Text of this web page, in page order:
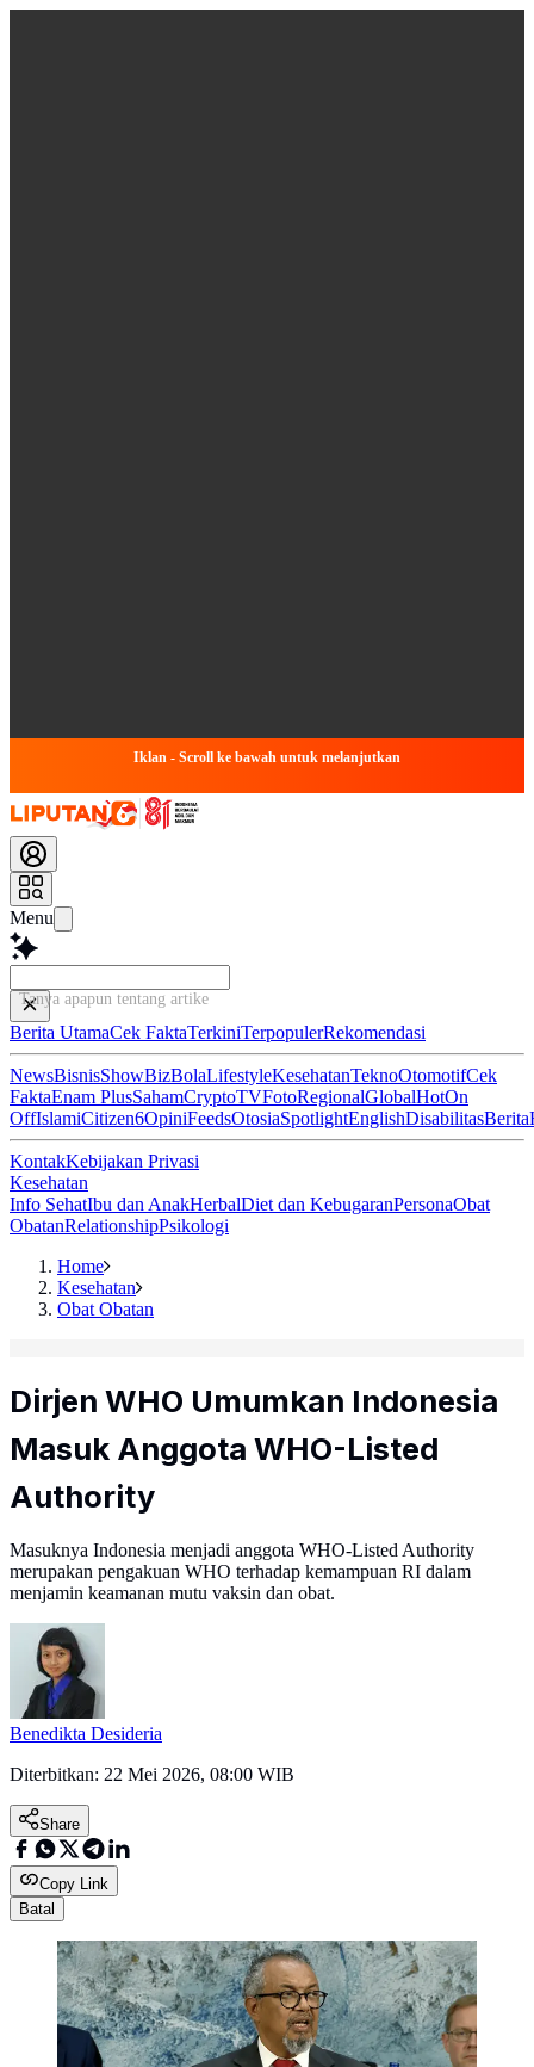
Iklan - Scroll ke bawah untuk melanjutkan
Menu
Tanya apapun tentang artikel ini...
Berita UtamaCek FaktaTerkiniTerpopulerRekomendasi
NewsBisnisShowBizBolaLifestyleKesehatanTeknoOtomotifCek
FaktaEnam PlusSahamCryptoTVFotoRegionalGlobalHotOn
OffIslamiCitizen6OpiniFeedsOtosiaSpotlightEnglishDisabilitasBerita
KontakKebijakan Privasi
Kesehatan
Info SehatIbu dan AnakHerbalDiet dan KebugaranPersonaObat
ObatanRelationshipPsikologi
Home
Kesehatan
Obat Obatan
Dirjen WHO Umumkan Indonesia
Masuk Anggota WHO-Listed
Authority
Masuknya Indonesia menjadi anggota WHO-Listed Authority
merupakan pengakuan WHO terhadap kemampuan RI dalam
menjamin keamanan mutu vaksin dan obat.
Benedikta Desideria
Diterbitkan: 22 Mei 2026, 08:00 WIB
Share
Copy Link
Batal